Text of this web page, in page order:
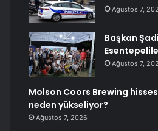
Ağustos 7,
Başkan
Ağustos 7,
Molson Coors Brewing
neden yükseliyor?
Ağustos 7, 2026